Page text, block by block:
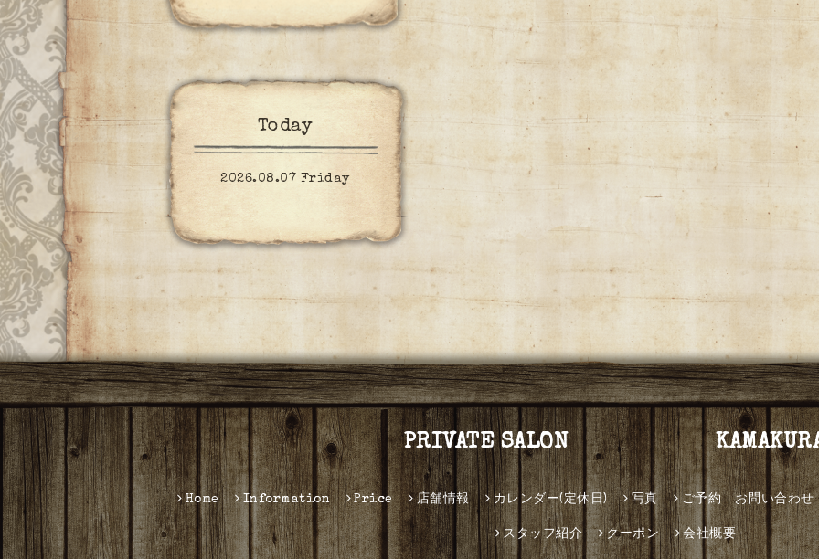
Today
2026.08.07 Friday
PRIVATE SALON
Home Information Price 店舗情報 カレンダー(定休日) 写真 ご予約 お問い合わせ
スタッフ紹介 クーポン 会社概要